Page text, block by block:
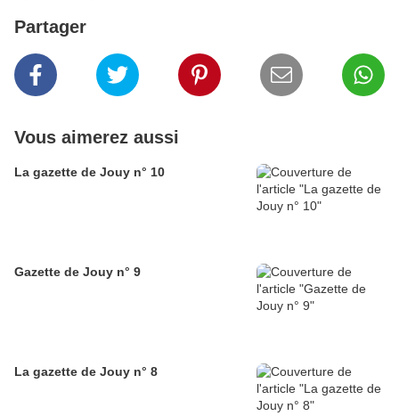
Partager
Vous aimerez aussi
La gazette de Jouy n° 10
Gazette de Jouy n° 9
La gazette de Jouy n° 8